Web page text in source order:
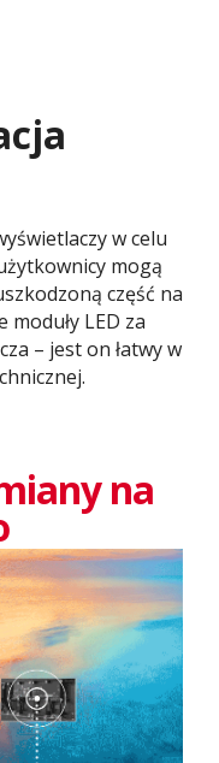
w celu
mogą
część na
LED za
– jest on łatwy w
na